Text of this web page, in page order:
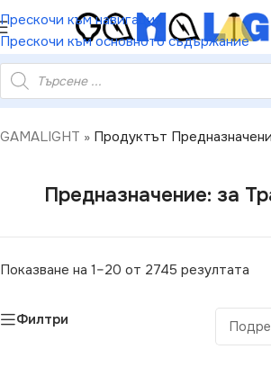
Прескочи към навигация
Прескочи към основното съдържание
НАМАЛЕНИЕ ОТ 5%
GAMALIGHT » Продуктът
Предназначение: за
Показване на 1–20 от 2745 резултата
Филтри